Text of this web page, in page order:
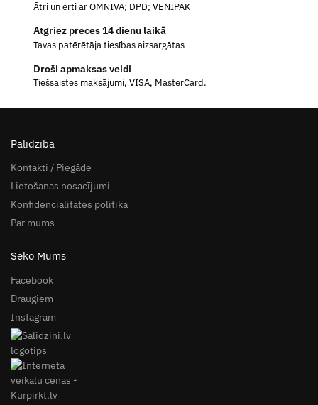
Ātri un ērti ar OMNIVA; DPD; VENIPAK
Atgriez preces 14 dienu laikā
Tavas patērētāja tiesības aizsargātas
Droši apmaksas veidi
Tiešsaistes maksājumi, VISA, MasterCard.
Palīdzība
Kontakti / Piegāde
Lietošanas nosacījumi
Konfidencialitātes politika
Par mums
Seko Mums
Facebook
Draugiem
Instagram